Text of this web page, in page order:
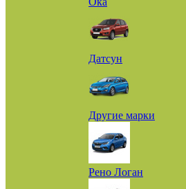
Датсун
Другие марки
Рено Логан